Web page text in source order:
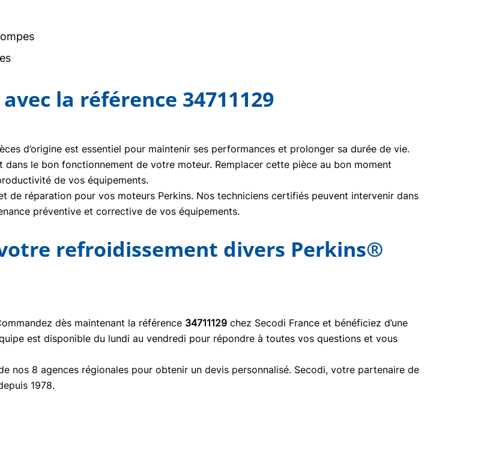
la référence 34711129
d’origine est essentiel pour maintenir ses performances et prolonger sa durée de vie.
dans le bon fonctionnement de votre moteur. Remplacer cette pièce au bon moment
de vos équipements.
de réparation pour vos moteurs Perkins. Nos techniciens certifiés peuvent intervenir dans
préventive et corrective de vos équipements.
refroidissement divers Perkins®
dès maintenant la référence 34711129 chez Secodi France et bénéficiez d’une
est disponible du lundi au vendredi pour répondre à toutes vos questions et vous
nos 8 agences régionales pour obtenir un devis personnalisé. Secodi, votre partenaire de
1978.